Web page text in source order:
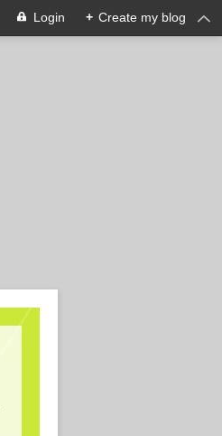
Login + Create my blog